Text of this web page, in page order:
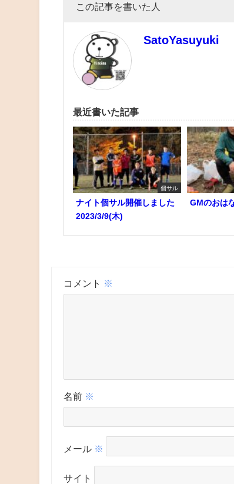
この記事を書いた人
SatoYasuyuki
最近書いた記事
個サル
ナイト個サル開催しました
2023/3/9(木)
GMのおは
コメント ※
名前 ※
メール ※
サイト